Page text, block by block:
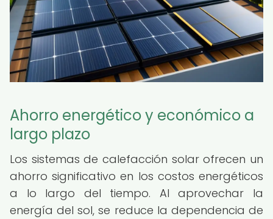
Ahorro energético y económico a
largo plazo
Los sistemas de calefacción solar ofrecen un
ahorro significativo en los costos energéticos
a lo largo del tiempo. Al aprovechar la
energía del sol, se reduce la dependencia de